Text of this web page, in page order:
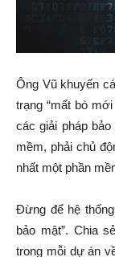
Ông Vũ khuyến
trạng “mất bò
các giải pháp
mềm, phải chủ
nhất một phần
Đừng để hệ
bảo mật”. Chia
trong mỗi dự án